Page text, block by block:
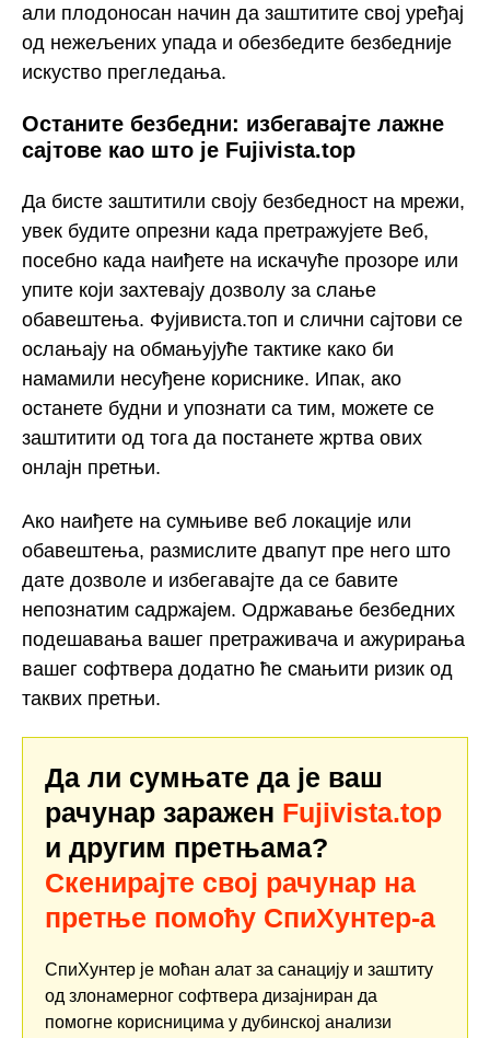
али плодоносан начин да заштитите свој уређај
од нежељених упада и обезбедите безбедније
искуство прегледања.
Останите безбедни: избегавајте лажне
сајтове као што је Fujivista.top
Да бисте заштитили своју безбедност на мрежи,
увек будите опрезни када претражујете Веб,
посебно када наиђете на искачуће прозоре или
упите који захтевају дозволу за слање
обавештења. Фујивиста.топ и слични сајтови се
ослањају на обмањујуће тактике како би
намамили несуђене кориснике. Ипак, ако
останете будни и упознати са тим, можете се
заштитити од тога да постанете жртва ових
онлајн претњи.
Ако наиђете на сумњиве веб локације или
обавештења, размислите двапут пре него што
дате дозволе и избегавајте да се бавите
непознатим садржајем. Одржавање безбедних
подешавања вашег претраживача и ажурирања
вашег софтвера додатно ће смањити ризик од
таквих претњи.
Да ли сумњате да је ваш
рачунар заражен Fujivista.top
и другим претњама?
Скенирајте свој рачунар на
претње помоћу СпиХунтер-а
СпиХунтер је моћан алат за санацију и заштиту
од злонамерног софтвера дизајниран да
помогне корисницима у дубинској анализи